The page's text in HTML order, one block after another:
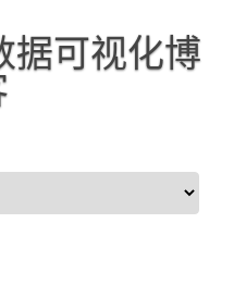
据可视化博
to content